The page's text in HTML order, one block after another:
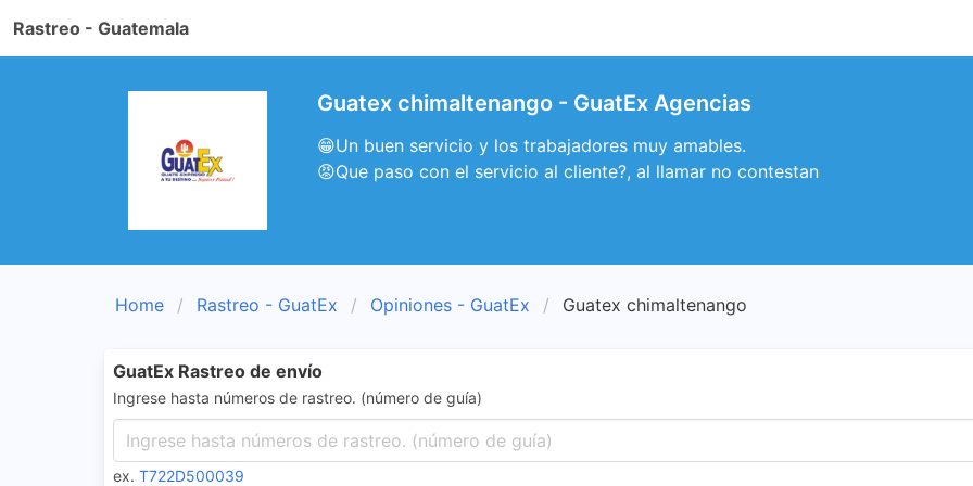
Rastreo - Guatemala
Guatex chimaltenango - GuatEx Agencias
😁Un buen servicio y los trabajadores muy amables.
😡Que paso con el servicio al cliente?, al llamar no contestan
Home Rastreo - GuatEx Opiniones - GuatEx Guatex chimaltenango
GuatEx Rastreo de envío
Ingrese hasta números de rastreo. (número de guía)
ex. T722D500039